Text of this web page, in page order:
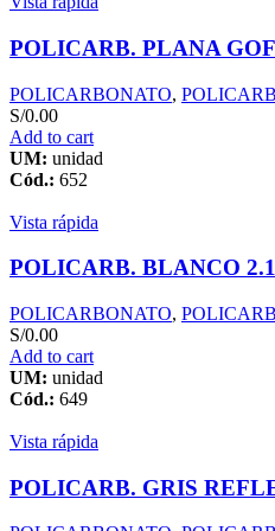
POLICARB. PLANA
POLICARBONATO,
S/0.00
Add to cart
UM: unidad
Cód.: 652
Vista rápida
POLICARB. BLANCO
POLICARBONATO,
S/0.00
Add to cart
UM: unidad
Cód.: 649
Vista rápida
POLICARB. GRIS